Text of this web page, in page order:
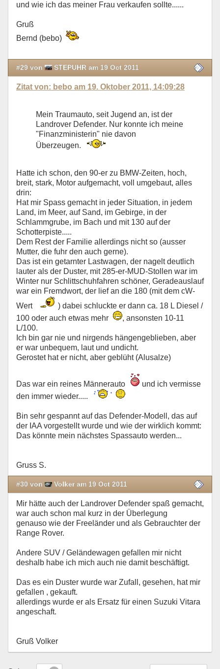
und wie ich das meiner Frau verkaufen sollte......
Gruß
Bernd (bebo)
#29 von STEPUHR am 19 Oct 2011
Zitat von: bebo am 19. Oktober 2011, 14:09:28
Mein Traumauto, seit Jugend an, ist der
Landrover Defender. Nur konnte ich meine
"Finanzministerin" nie davon
Überzeugen.
Hatte ich schon, den 90-er zu BMW-Zeiten, hoch,
breit, stark, Motor aufgemacht, voll umgebaut, alles
drin:
Hat mir Spass gemacht in jeder Situation, in jedem
Land, im Meer, auf Sand, im Gebirge, in der
Schlammgrube, im Bach und mit 130 auf der
Schotterpiste.....
Dem Rest der Familie allerdings nicht so (ausser
Mutter, die fuhr den auch gerne).
Das ist ein getarnter Lastwagen, der nagelt deutlich
lauter als der Duster, mit 285-er-MUD-Stollen war im
Winter nur Schlittschuhfahren schöner, Geradeauslauf
war ein Fremdwort, der lief an die 180 (mit dem cW-
Wert
) dabei schluckte er dann ca. 18 L Diesel /
100 oder auch etwas mehr
, ansonsten 10-11
L/100.
Ich bin gar nie und nirgends hängengeblieben, aber
er war unbequem, laut und undicht.
Gerostet hat er nicht, aber geblüht (Alusalze)
Das war ein reines Männerauto
und ich vermisse
den immer wieder.....
Bin sehr gespannt auf das Defender-Modell, das auf
der IAA vorgestellt wurde und wie der wirklich kommt:
Das könnte mein nächstes Spassauto werden...
Gruss S.
#30 von Volker am 19 Oct 2011
Mir hätte auch der Landrover Defender spaß gemacht,
war auch schon mal kurz in der Überlegung
genauso wie der Freeländer und als Gebrauchter der
Range Rover.
Andere SUV / Geländewagen gefallen mir nicht
deshalb habe ich mich auch nie damit beschäftigt.
Das es ein Duster wurde war Zufall, gesehen, hat mir
gefallen , gekauft.
allerdings wurde er als Ersatz für einen Suzuki Vitara
angeschaft.
Gruß Volker